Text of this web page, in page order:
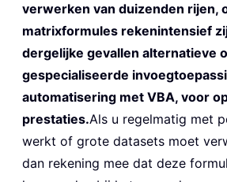
verwerken van duizenden rijen,
matrixformules rekenintensief
dergelijke gevallen alternatieve
gespecialiseerde
automatisering met VBA, voor
prestaties.Als u regelmatig met
werkt of grote datasets moet
dan rekening mee dat deze